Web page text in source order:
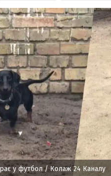
у футбол/ Колаж 24 Каналу